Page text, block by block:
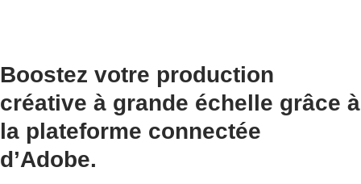
Boostez votre production
créative à grande échelle grâce à
la plateforme connectée
d’Adobe.